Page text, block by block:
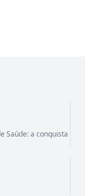
Saúde: a conquista